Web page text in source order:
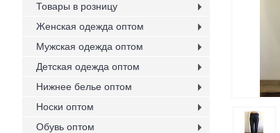
Товары в розницу
Женская одежда оптом
Мужская одежда оптом
Детская одежда оптом
Нижнее белье оптом
Носки оптом
Обувь оптом